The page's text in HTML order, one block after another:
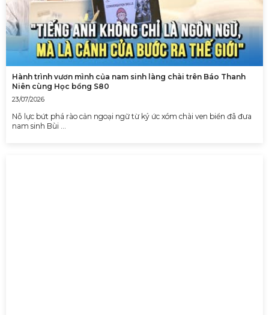
Hành trình vươn mình của nam sinh làng chài trên Báo Thanh
Niên cùng Học bổng S80
23/07/2026
Nỗ lực bứt phá rào cản ngoại ngữ từ ký ức xóm chài ven biển đã đưa
nam sinh Bùi …